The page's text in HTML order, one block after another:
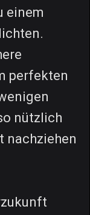
einem
perfekten
nützlich
nachziehen